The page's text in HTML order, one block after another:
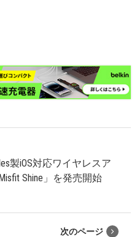
製iOS対応ワイヤレスア
Shine」を発売開始
次のページ